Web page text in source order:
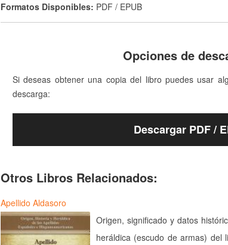
Formatos Disponibles: PDF / EPUB
Opciones de
Si deseas obtener una copia del libro puedes usar
descarga:
Descargar PDF /
Otros Libros Relacionados:
Apellido Aldasoro
Origen, significado y datos
heráldica (escudo de armas) del